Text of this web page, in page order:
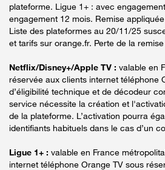
plateforme. Ligue 1+ : avec
engagement 12 mois. Remise
Liste des plateformes au 20/11/25
et tarifs sur orange.fr. Perte de la
Netflix/Disney+/Apple TV : valable en
réservée aux clients internet téléphone
d’éligibilité technique et de décodeur
service nécessite la création et
de la plateforme. L’activation pourra
identifiants habituels dans le cas d’un
Ligue 1+ : valable en France
internet téléphone Orange TV sous